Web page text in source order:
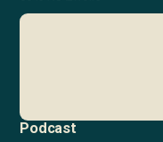
Podcast